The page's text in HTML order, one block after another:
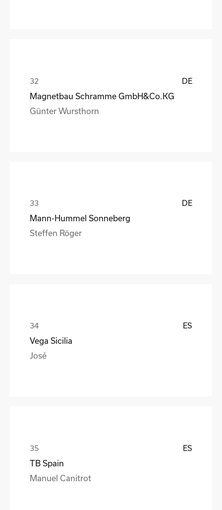
DE
Magnetbau Schramme GmbH&Co.KG
Günter Wursthorn
DE
Mann-Hummel Sonneberg
Steffen Röger
ES
Vega Sicilia
José
ES
TB Spain
Manuel Canitrot